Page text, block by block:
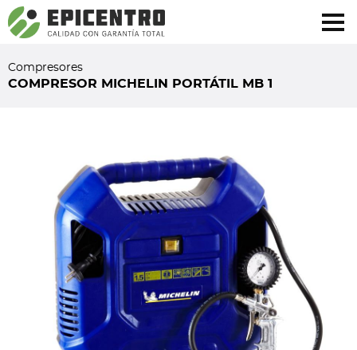
¿Olvidó su contraseña?Regístrese aquí
Compresores
COMPRESOR MICHELIN PORTÁTIL MB 1